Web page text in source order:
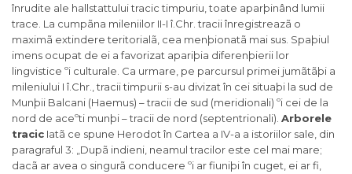
înrudite ale hallstattului tracic timpuriu, toate aparþinând lumii
trace. La cumpãna mileniilor II-I î.Chr. tracii înregistreazã o
maximã extindere teritorialã, cea menþionatã mai sus. Spaþiul
imens ocupat de ei a favorizat apariþia diferenþierii lor
lingvistice ºi culturale. Ca urmare, pe parcursul primei jumãtãþi a
mileniului I î.Chr., tracii timpurii s-au divizat în cei situaþi la sud de
Munþii Balcani (Haemus) – tracii de sud (meridionali) ºi cei de la
nord de aceºti munþi – tracii de nord (septentrionali). Arborele
tracic Iatã ce spune Herodot în Cartea a IV-a a istoriilor sale, din
paragraful 3: „Dupã indieni, neamul tracilor este cel mai mare;
dacã ar avea o singurã conducere ºi ar fiuniþi în cuget, ei ar fi,